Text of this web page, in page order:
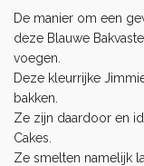
De manier om een
deze Blauwe
voegen.
Deze kleurrijke
bakken.
Ze zijn daardoor en
Cakes.
Ze smelten namelijk